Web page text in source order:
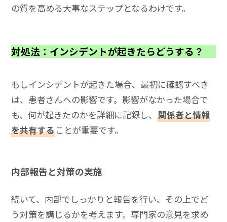
の質を高める大事なステップとなるわけです。
対処法：インシデントが起きたらどうする？
もしインシデントが起きた場合、最初に確認すべき
は、患者さんへの影響です。影響がなかった場合で
も、何が起きたのかを詳細に記録し、関係者と情報
を共有することが重要です。
内部報告と対策の実施
続いて、内部でしっかりと報告を行い、その上でど
う対策を講じるかを考えます。専門家の意見を求め